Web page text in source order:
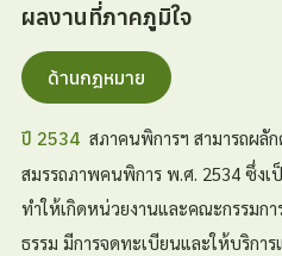
ผลงานที่ภาคภูมิใจ
ด้านกฎหมาย
ปี 2534 สภาคนพิการฯ สามารถผ
สมรรถภาพคนพิการ พ.ศ. 2534 ซึ่ง
ทำให้เกิดหน่วยงานและคณะกรรมก
ธรรม มีการจดทะเบียนและให้บริกา